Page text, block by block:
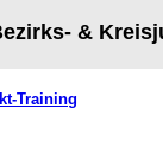
&
Training